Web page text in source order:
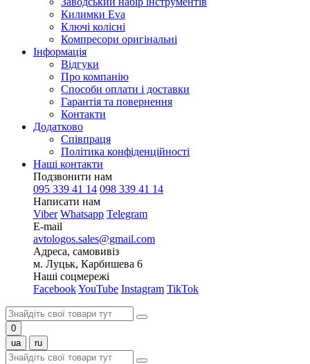
Килимки Eva
Ключі колісні
Компресори оригінальні
Інформація
Відгуки
Про компанію
Способи оплати і доставки
Гарантія та повернення
Контакти
Додатково
Співпраця
Політика конфіденційності
Наші контакти
Подзвонити нам
095 339 41 14 098 339 41 14
Написати нам
Viber Whatsapp Telegram
E-mail
avtologos.sales@gmail.com
Адреса, самовивіз
м. Луцьк, Карбишева 6
Наші соцмережі
FacebookYouTube Instagram TikTok
0
ua
ru